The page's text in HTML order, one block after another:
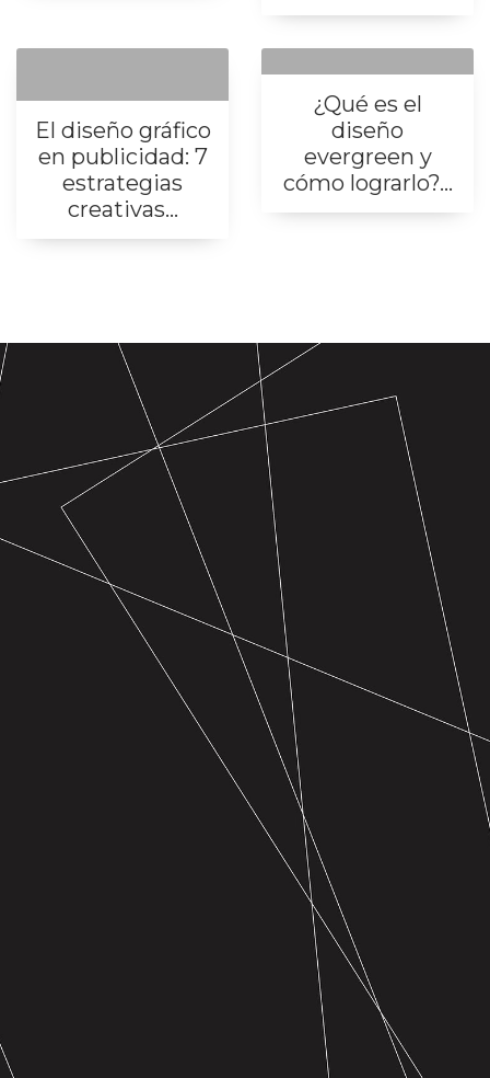
El diseño gráfico
en publicidad: 7
estrategias
creativas...
¿Qué es el
diseño
evergreen y
cómo lograrlo?...